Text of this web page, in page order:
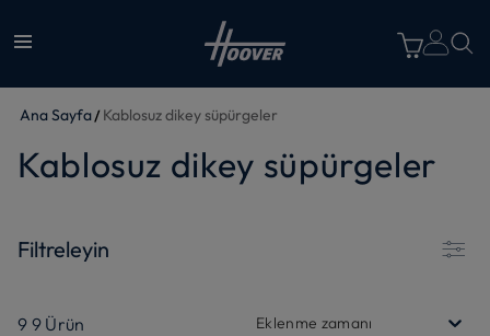
Ana Sayfa Kablosuz dikey süpürgeler
Kablosuz dikey süpürgeler
Filtreleyin
9 9 Ürün Eklenme zamanı